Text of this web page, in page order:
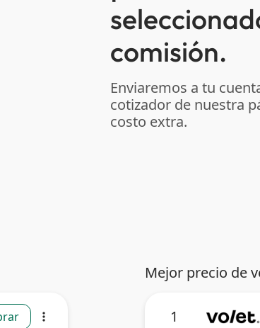
comisión.
Enviaremos a tu
cotizador de nuestra
costo extra.
more_vert
Mejor precio de
1